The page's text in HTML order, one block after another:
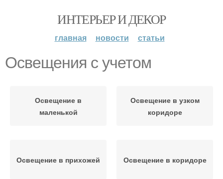
ИНТЕРЬЕР И ДЕКОР
главная новости статьи
Освещения с учетом
Освещение в
маленькой
Освещение в узком
коридоре
Освещение в прихожей Освещение в коридоре